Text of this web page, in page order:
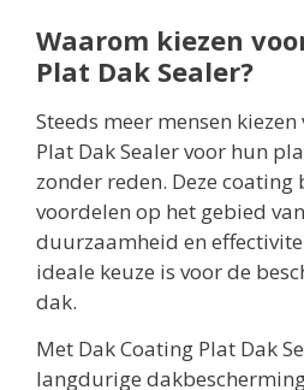
Waarom kiezen
Plat Dak Sealer?
Steeds meer mensen
Plat Dak Sealer voor hun
zonder reden. Deze coating
voordelen op het gebied
duurzaamheid en
ideale keuze is voor de
dak.
Met Dak Coating Plat Dak
langdurige